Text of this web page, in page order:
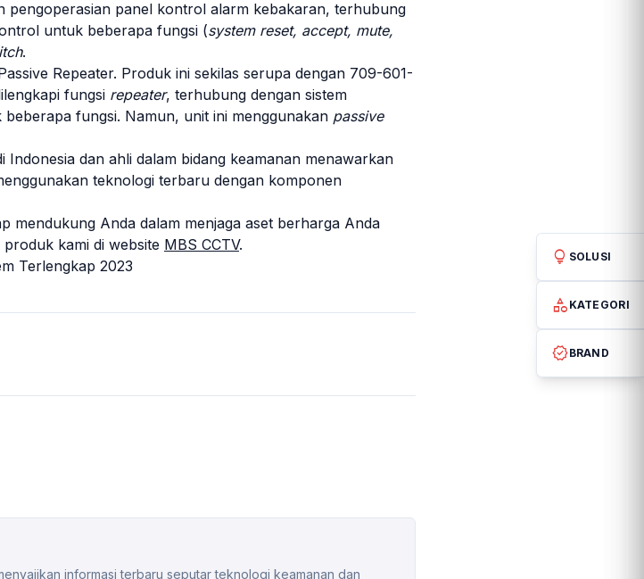
pengoperasian panel kontrol alarm kebakaran, terhubung
untuk beberapa fungsi (system reset, accept, mute,
.
Repeater. Produk ini sekilas serupa dengan 709-601-
fungsi repeater, terhubung dengan sistem
fungsi. Namun, unit ini menggunakan passive
Indonesia dan ahli dalam bidang keamanan menawarkan
teknologi terbaru dengan komponen
mendukung Anda dalam menjaga aset berharga Anda
kami di website MBS CCTV.
Terlengkap 2023
informasi terbaru seputar teknologi keamanan dan
lightbulb SOLUSI
category KATEGORI
verifiedBRAND